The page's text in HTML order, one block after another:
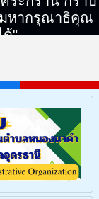
หากรุณาธิคุณ
ด้"